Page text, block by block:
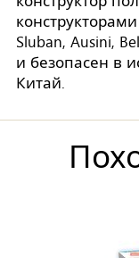
Sluban, Ausini,
и безопасен в
Китай.